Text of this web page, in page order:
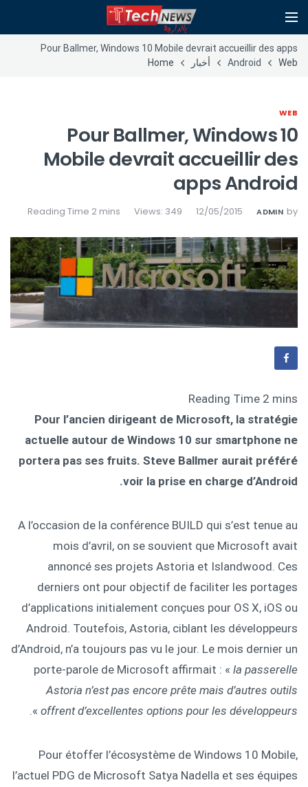
Pour Ballmer, Windows 10 Mobile devrait accueillir des apps
Android
Web أخبار Home
WEB
Pour Ballmer, Windows 10
Mobile devrait accueillir des
apps Android
by
ADMIN
12/05/2015
Views: 349
Pour l’ancien dirigeant de Microsoft, la stratégie
actuelle autour de Windows 10 sur smartphone ne
portera pas ses fruits. Steve Ballmer aurait préféré
voir la prise en charge d’Android.
A l’occasion de la conférence BUILD qui s’est tenue au
mois d’avril, on se souvient que Microsoft avait
annoncé ses projets Astoria et Islandwood. Ces
derniers ont pour objectif de faciliter les portages
d’applications initialement conçues pour OS X, iOS ou
Android. Toutefois, Astoria, ciblant les développeurs
d’Android, n’a toujours pas vu le jour. Le mois dernier un
porte-parole de Microsoft affirmait : « la passerelle
Astoria n’est pas encore prête mais d’autres outils
offrent d’excellentes options pour les développeurs
».
Pour étoffer l’écosystème de Windows 10 Mobile,
l’actuel PDG de Microsoft Satya Nadella et ses équipes